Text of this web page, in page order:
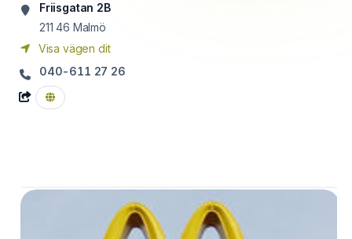
Friisgatan 2B
211 46 Malmö
Visa vägen dit
040-611 27 26